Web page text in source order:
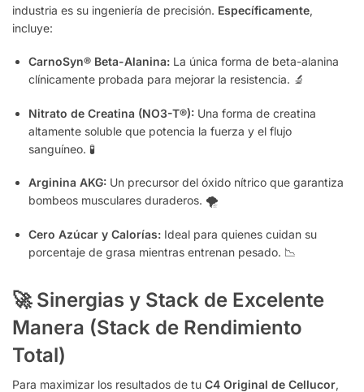
industria es su ingeniería de precisión. Específicamente,
incluye:
CarnoSyn® Beta-Alanina: La única forma de beta-alanina
clínicamente probada para mejorar la resistencia. 🔬
Nitrato de Creatina (NO3-T®): Una forma de creatina
altamente soluble que potencia la fuerza y el flujo
sanguíneo. 🧪
Arginina AKG: Un precursor del óxido nítrico que garantiza
bombeos musculares duraderos. 🌪️
Cero Azúcar y Calorías: Ideal para quienes cuidan su
porcentaje de grasa mientras entrenan pesado. 📉
🚀 Sinergias y Stack de Excelente
Manera (Stack de Rendimiento
Total)
Para maximizar los resultados de tu C4 Original de Cellucor,